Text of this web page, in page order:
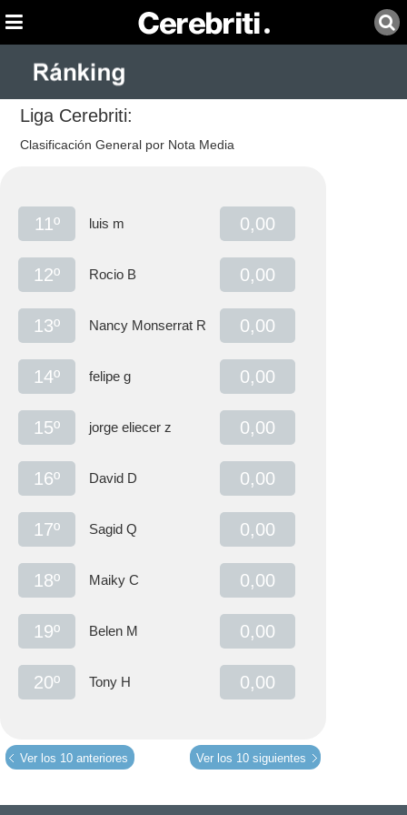
Liga Cerebriti:
Clasificación General por Nota Media
11º luis m 0,00
12º Rocio B 0,00
13º Nancy Monserrat R 0,00
14º felipe g 0,00
15º jorge eliecer z 0,00
16º David D 0,00
17º Sagid Q 0,00
18º Maiky C 0,00
19º Belen M 0,00
20º Tony H 0,00
Ver los 10 anteriores Ver los 10 siguientes